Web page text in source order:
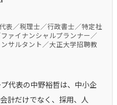
表／税理士／行政書士／特定社
ァイナンシャルプランナー／
サルタント／大正大学招聘教
代表の中野裕哲は、中小企
計だけでなく、採用、人